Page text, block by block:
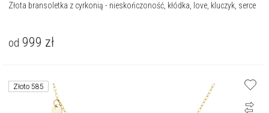
Złota bransoletka z cyrkonią - nieskończoność, kłódka, love, kluczyk, serce
od 999 zł
Złoto 585